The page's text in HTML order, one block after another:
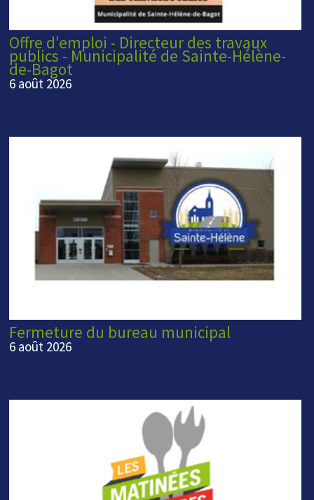
Offre d'emploi - Directeur des travaux
publics - Municipalité de Sainte-Hélène-
de-Bagot
6 août 2026
Fermeture du bureau municipal
6 août 2026